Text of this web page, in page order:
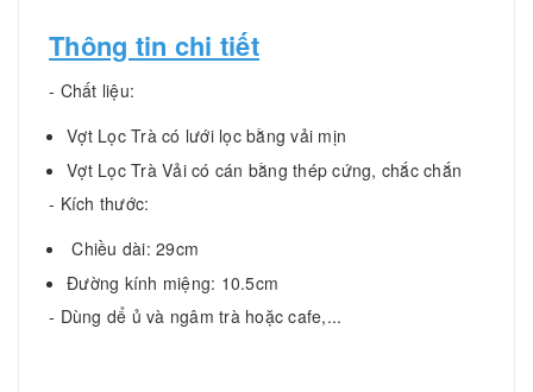
Thông tin chi tiết
- Chất liệu:
Vợt Lọc Trà có lưới lọc bằng vải mịn
Vợt Lọc Trà Vải có cán bằng thép cứng, chắc chắn
- Kích thước:
Chiều dài: 29cm
Đường kính miệng: 10.5cm
- Dùng dể ủ và ngâm trà hoặc cafe,...